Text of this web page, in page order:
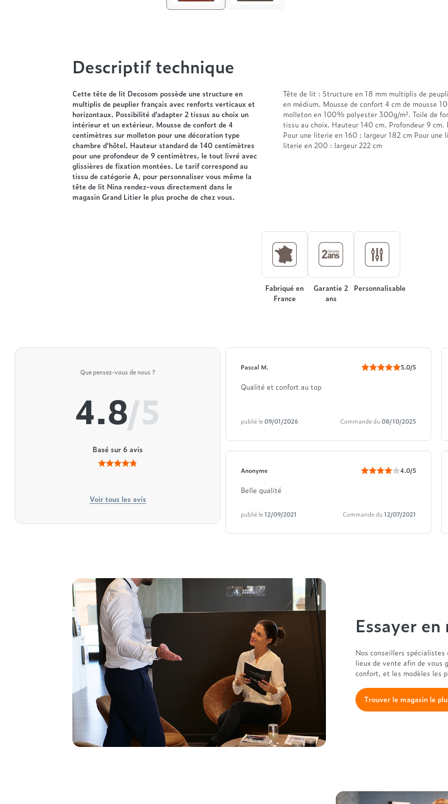
Descriptif technique
Cette tête de lit Decosom possède une structure en
multiplis de peuplier français avec renforts verticaux et
horizontaux. Possibilité d’adapter 2 tissus au choix un
intérieur et un extérieur. Mousse de confort de 4
centimètres sur molleton pour une décoration type
chambre d'hôtel. Hauteur standard de 140 centimètres
pour une profondeur de 9 centimètres, le tout livré avec
glissières de fixation montées. Le tarif correspond au
tissu de catégorie A, pour personnaliser vous même la
tête de lit Nina rendez-vous directement dans le
magasin Grand Litier le plus proche de chez vous.
Tête de lit : Structure en 18 mm multiplis de
en médium. Mousse de confort 4 cm de mousse
molleton en 100% polyester 300g/m². Toile de
tissu au choix. Hauteur 140 cm. Profondeur 9
Pour une literie en 160 : largeur 182 cm Pour
literie en 200 : largeur 222 cm
Fabriqué en
France
Garantie 2
ans
Personnalisable
Que pensez-vous de nous ?
4.8/5
Basé sur 6avis
Voir tous les avis
Pascal M. 5.0/5
Qualité et confort au top
publié le09/01/2026 Commande du 08/10/2025
Anonyme 4.0/5
Belle qualité
publié le12/09/2021 Commande du 12/07/2021
Essayer
Nos conseillers
lieux de vente afin de vous
confort, et les modèles les
Trouver le magasin le